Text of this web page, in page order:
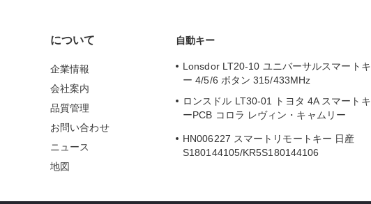
について
企業情報
会社案内
品質管理
お問い合わせ
ニュース
地図
自動キー
Lonsdor LT20-10 ユニバーサルスマートキ
ー 4/5/6 ボタン 315/433MHz
ロンスドル LT30-01 トヨタ 4A スマートキ
ーPCB コロラ レヴィン・キャムリー
HN006227 スマートリモートキー 日産
S180144105/KR5S180144106